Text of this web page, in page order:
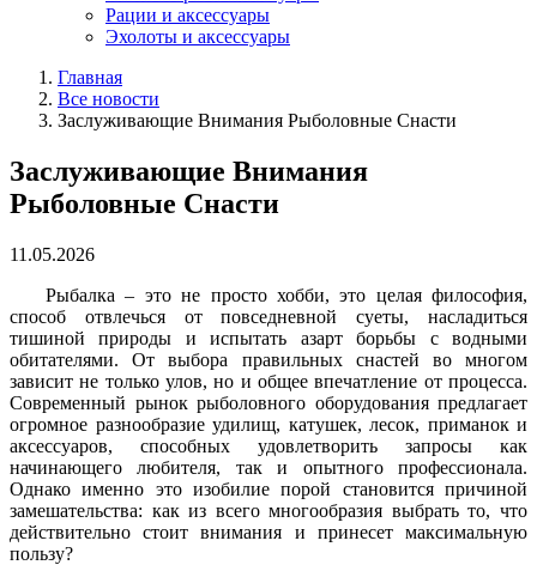
Рации и аксессуары
Эхолоты и аксессуары
Главная
Все новости
Заслуживающие Внимания Рыболовные Снасти
Заслуживающие Внимания
Рыболовные Снасти
11.05.2026
Рыбалка – это не просто хобби, это целая философия,
способ отвлечься от повседневной суеты, насладиться
тишиной природы и испытать азарт борьбы с водными
обитателями. От выбора правильных снастей во многом
зависит не только улов, но и общее впечатление от процесса.
Современный рынок рыболовного оборудования предлагает
огромное разнообразие удилищ, катушек, лесок, приманок и
аксессуаров, способных удовлетворить запросы как
начинающего любителя, так и опытного профессионала.
Однако именно это изобилие порой становится причиной
замешательства: как из всего многообразия выбрать то, что
действительно стоит внимания и принесет максимальную
пользу?